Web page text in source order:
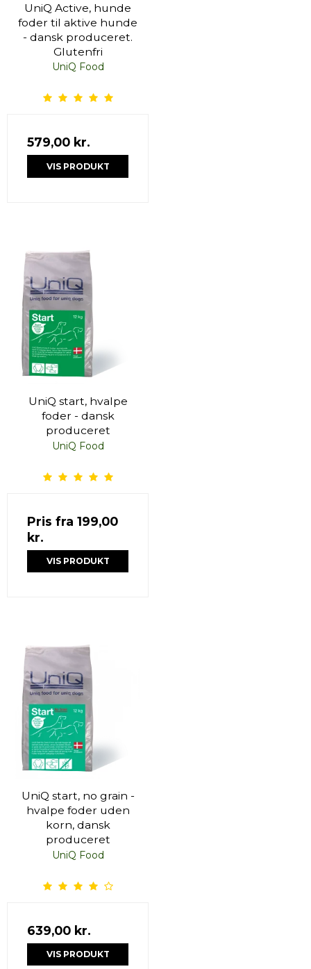
UniQ Active, hunde
foder til aktive hunde
- dansk produceret.
Glutenfri
UniQ Food
579,00 kr.
VIS PRODUKT
UniQ start, hvalpe
foder - dansk
produceret
UniQ Food
Pris fra 199,00
kr.
VIS PRODUKT
UniQ start, no grain -
hvalpe foder uden
korn, dansk
produceret
UniQ Food
639,00 kr.
VIS PRODUKT